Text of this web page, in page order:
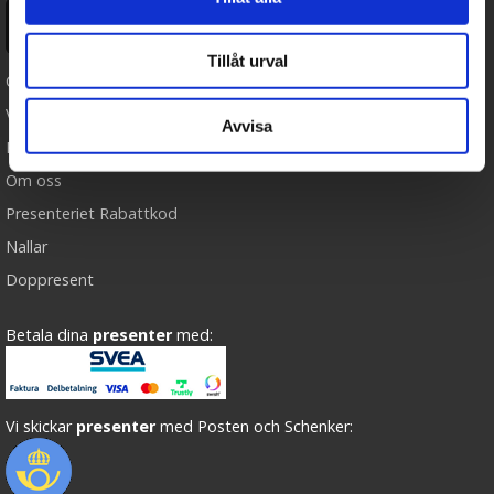
Tillåt urval
Avvisa
Ångra köp
Cookies
Varumärken
Köpvillkor
Om oss
Presenteriet Rabattkod
Nallar
Doppresent
Betala dina presenter med:
Vi skickar presenter med Posten och Schenker: